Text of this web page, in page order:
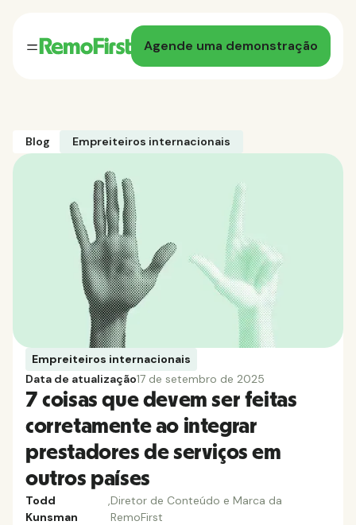
Agende uma demonstração
Blog Empreiteiros internacionais
Empreiteiros internacionais
Data de atualização17 de setembro de 2025
7 coisas que devem ser feitas
corretamente ao integrar
prestadores de serviços em
outros países
Todd
Kunsman
Diretor de Conteúdo e Marca da
RemoFirst